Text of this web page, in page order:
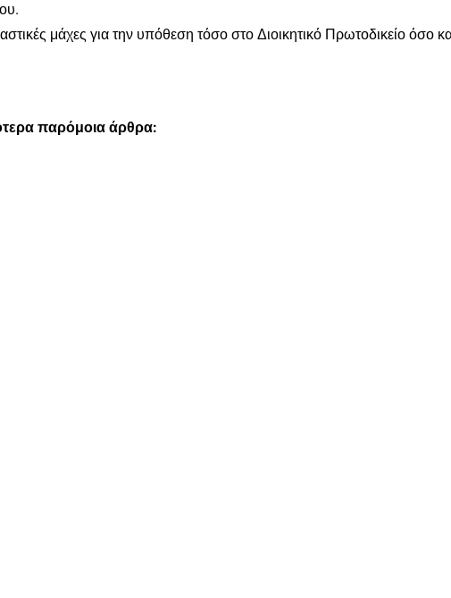
μάχες για την υπόθεση τόσο στο Διοικητικό Πρωτοδικείο όσο
παρόμοια άρθρα: